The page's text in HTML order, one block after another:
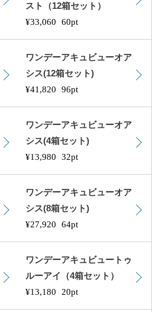
スト（12箱セット）
¥33,060 60pt
ワンデーアキュビューオア
シス(12箱セット)
¥41,820 96pt
ワンデーアキュビューオア
シス(4箱セット)
¥13,980 32pt
ワンデーアキュビューオア
シス(8箱セット)
¥27,920 64pt
ワンデーアキュビュートゥ
ルーアイ（4箱セット）
¥13,180
20pt